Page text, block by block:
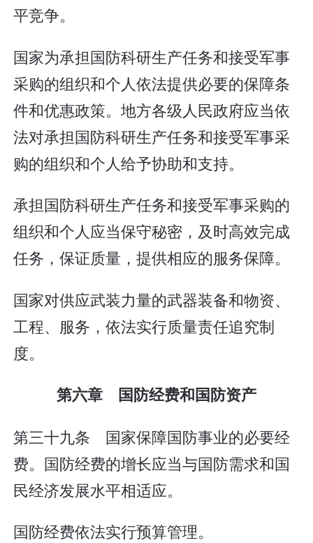
平竞争。
国家为承担国防科研生产任务和接受军事
采购的组织和个人依法提供必要的保障条
件和优惠政策。地方各级人民政府应当依
法对承担国防科研生产任务和接受军事采
购的组织和个人给予协助和支持。
承担国防科研生产任务和接受军事采购的
组织和个人应当保守秘密，及时高效完成
任务，保证质量，提供相应的服务保障。
国家对供应武装力量的武器装备和物资、
工程、服务，依法实行质量责任追究制
度。
第六章 国防经费和国防资产
第三十九条 国家保障国防事业的必要经
费。国防经费的增长应当与国防需求和国
民经济发展水平相适应。
国防经费依法实行预算管理。